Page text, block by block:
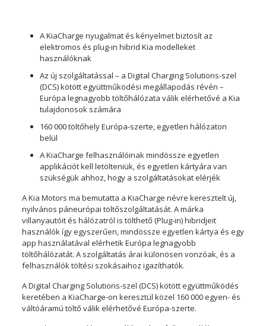
A KiaCharge nyugalmat és kényelmet biztosít az
elektromos és plug-in hibrid Kia modelleket
használóknak
Az új szolgáltatással – a Digital Charging Solutions-szel
(DCS) kötött együttműködési megállapodás révén –
Európa legnagyobb töltőhálózata válik elérhetővé a Kia
tulajdonosok számára
160 000 töltőhely Európa-szerte, egyetlen hálózaton
belül
A KiaCharge felhasználóinak mindössze egyetlen
applikációt kell letölteniük, és egyetlen kártyára van
szükségük ahhoz, hogy a szolgáltatásokat elérjék
A Kia Motors ma bemutatta a KiaCharge névre keresztelt új,
nyilvános páneurópai töltőszolgáltatását. A márka
villanyautóit és hálózatról is tölthető (Plug-in) hibridjeit
használók így egyszerűen, mindössze egyetlen kártya és egy
app használatával elérhetik Európa legnagyobb
töltőhálózatát. A szolgáltatás árai különösen vonzóak, és a
felhasználók töltési szokásaihoz igazíthatók.
A Digital Charging Solutions-szel (DCS) kötött együttműködés
keretében a KiaCharge-on keresztül közel 160 000 egyen- és
váltóáramú töltő válik elérhetővé Európa-szerte.